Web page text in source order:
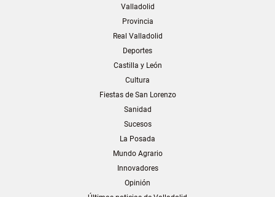
Valladolid
Provincia
Real Valladolid
Deportes
Castilla y León
Cultura
Fiestas de San Lorenzo
Sanidad
Sucesos
La Posada
Mundo Agrario
Innovadores
Opinión